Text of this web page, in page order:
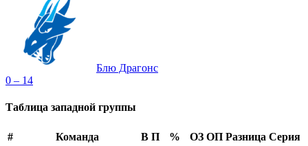
Блю Драгонс
0 – 14
Таблица западной группы
# Команда В П % ОЗ ОП Разница Серия